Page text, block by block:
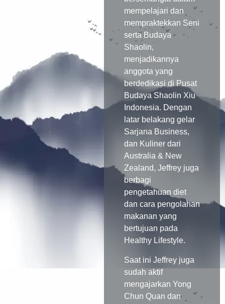
mempelajari dan
mempraktekkan Seni
serta Budaya
Shaolin,
menjadikannya
anggota yang
berdedikasi di Pusat
Budaya Shaolin Xiu
Indonesia. Dengan
latar belakang gelar
Sarjana Business,
dan Kuliner dari
Australia & New
Zealand, Jeffrey juga
berbagi
pengetahuan diet
dan cara pengolahan
makanan yang
bertujuan pada
Healthy Lifestyle.
Saat ini Jeffrey juga
sudah aktif
mengajarkan Yong
Chun Quan dan